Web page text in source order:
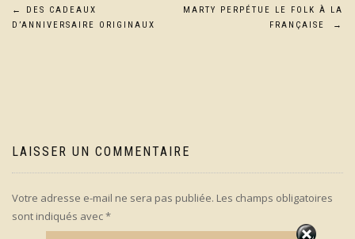
Navigation
←
DES CADEAUX
D’ANNIVERSAIRE ORIGINAUX
MARTY PERPÉTUE LE FOLK À LA
FRANÇAISE
→
LAISSER UN COMMENTAIRE
Votre adresse e-mail ne sera pas publiée. Les champs obligatoires
sont indiqués avec*